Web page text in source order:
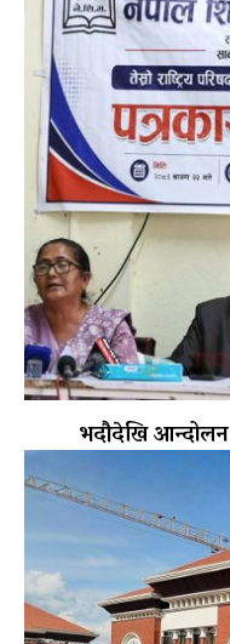
भदौदेखि आन्दोलन